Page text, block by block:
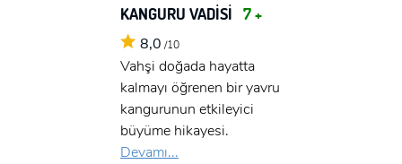
KANGURU VADİSİ 7 +
8,0 /10
Vahşi doğada hayatta
kalmayı öğrenen bir yavru
kangurunun etkileyici
büyüme hikayesi.
Devamı...